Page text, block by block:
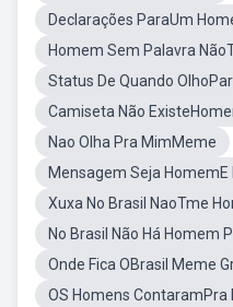
Declarações ParaUm
Homem Sem Palavra
Status De Quando
Camiseta Não
Nao Olha Pra MimMeme
Mensagem Seja HomemE
Xuxa No Brasil NaoTme
No Brasil Não Há Homem
Onde Fica OBrasil Meme
OS Homens ContaramPra